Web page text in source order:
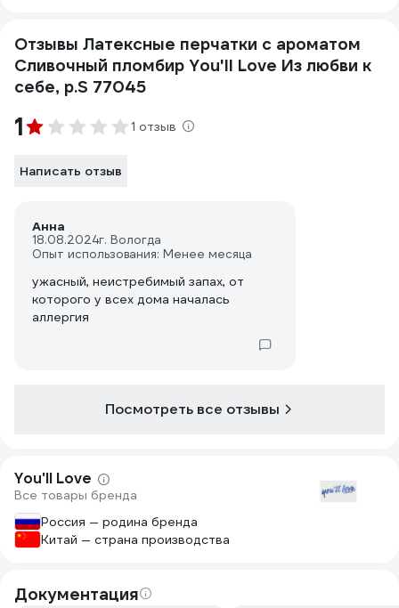
Отзывы Латексные перчатки с ароматом
Сливочный пломбир You'll Love Из любви к
себе, р.S 77045
1 1 отзыв
Написать отзыв
Анна
18.08.2024г. Вологда
Опыт использования: Менее месяца
ужасный, неистребимый запах, от
которого у всех дома началась
аллергия
Посмотреть все отзывы
You'll Love
Все товары бренда
Россия — родина бренда
Китай — страна производства
Документация